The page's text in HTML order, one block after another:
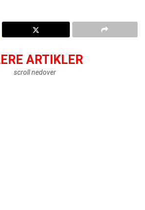
ARTIKLER
scroll nedover